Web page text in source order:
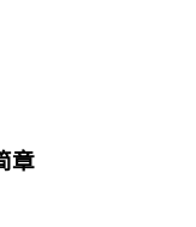
章